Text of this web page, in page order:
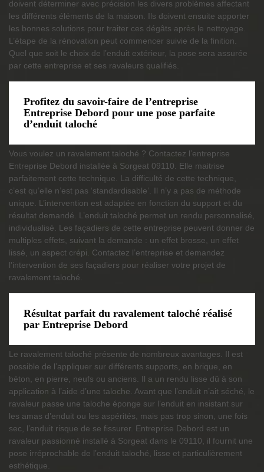
doivent déterminer avec précision les divers problèmes affectant
les différents éléments de la maison. Ils doivent ensuite apporter
les bonnes solutions pour traiter ces dégâts après le nettoyage.
L’étape de la rénovation peut commencer suivie de la finition.
Quel que soit le choix de l’enduit extérieur, la pose sera assurée
par cette entreprise et ses ravaleurs qualifiés.
Profitez du savoir-faire de l’entreprise
Entreprise Debord pour une pose parfaite
d’enduit taloché
Vous voulez un ravalement taloché ? Contactez l’entreprise
Entreprise Debord installée à Sorgeat 09110. Elle maitrise
parfaitement cette technique. La difficulté de cette technique,
c’est qu’elle n’est pas ‘standardisable’. Il n’y a pas de méthode
unique. L’intervention est adaptée en fonction du support et du
résultat demandé. L’enduit taloché permet un rendu personnalisé,
individualisé. Les façadiers de cette entreprise peuvent donner de
multiples effets, suivant la demande : un effet brosse, un effet
lissé, un aspect crépi. Contactez l’entreprise et demandez
l’intervention de ses façadiers pour réaliser votre projet de
ravalement taloché.
Résultat parfait du ravalement taloché réalisé
par Entreprise Debord
Le ravalement taloché présente de nombreux avantages. Il est
possible de l’appliquer sur différents supports, en brique, en
béton, en pierre, neufs ou anciens. Il a un rendu lisse dû à son
application à l’aide d’une taloche. Avant que l’enduit n’ait séché, le
ravaleur passe une taloche éponge sur l’enduit en insistant sur
les amas d’enduit ou les aspérités, mais pas trop sinon, une fois
sec, l’enduit risque de se fissurer. Entreprise Debord est un
ravaleur passionné installé à Sorgeat dans le 09110, il fournit une
pose irréprochable de l’enduit taloché, lisse et particulièrement
esthétique.